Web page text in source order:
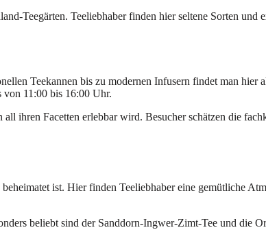
Teegärten. Teeliebhaber finden hier seltene Sorten
Teekannen bis zu modernen Infusern findet man hier
von 11:00 bis 16:00 Uhr.
ihren Facetten erlebbar wird. Besucher schätzen die
ist. Hier finden Teeliebhaber eine gemütliche
beliebt sind der Sanddorn-Ingwer-Zimt-Tee und die